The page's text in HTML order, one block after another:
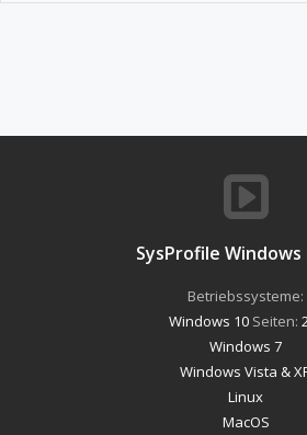
SysProfile Windows
Betriebssysteme:
Windows 10Seiten:
Windows 7
Windows Vista &
Linux
MacOS